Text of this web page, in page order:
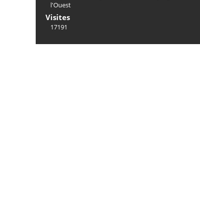
l'Ouest
Visites
17191